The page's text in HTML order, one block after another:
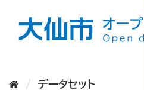
データセット